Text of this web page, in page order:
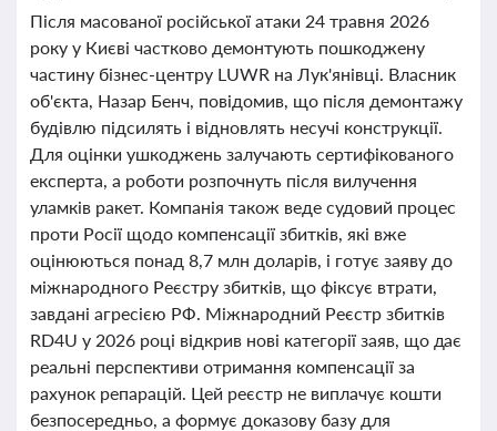
Після масованої російської атаки 24 травня 2026
року у Києві частково демонтують пошкоджену
частину бізнес-центру LUWR на Лук'янівці. Власник
об'єкта, Назар Бенч, повідомив, що після демонтажу
будівлю підсилять і відновлять несучі конструкції.
Для оцінки ушкоджень залучають сертифікованого
експерта, а роботи розпочнуть після вилучення
уламків ракет. Компанія також веде судовий процес
проти Росії щодо компенсації збитків, які вже
оцінюються понад 8,7 млн доларів, і готує заяву до
міжнародного Реєстру збитків, що фіксує втрати,
завдані агресією РФ. Міжнародний Реєстр збитків
RD4U у 2026 році відкрив нові категорії заяв, що дає
реальні перспективи отримання компенсації за
рахунок репарацій. Цей реєстр не виплачує кошти
безпосередньо, а формує доказову базу для